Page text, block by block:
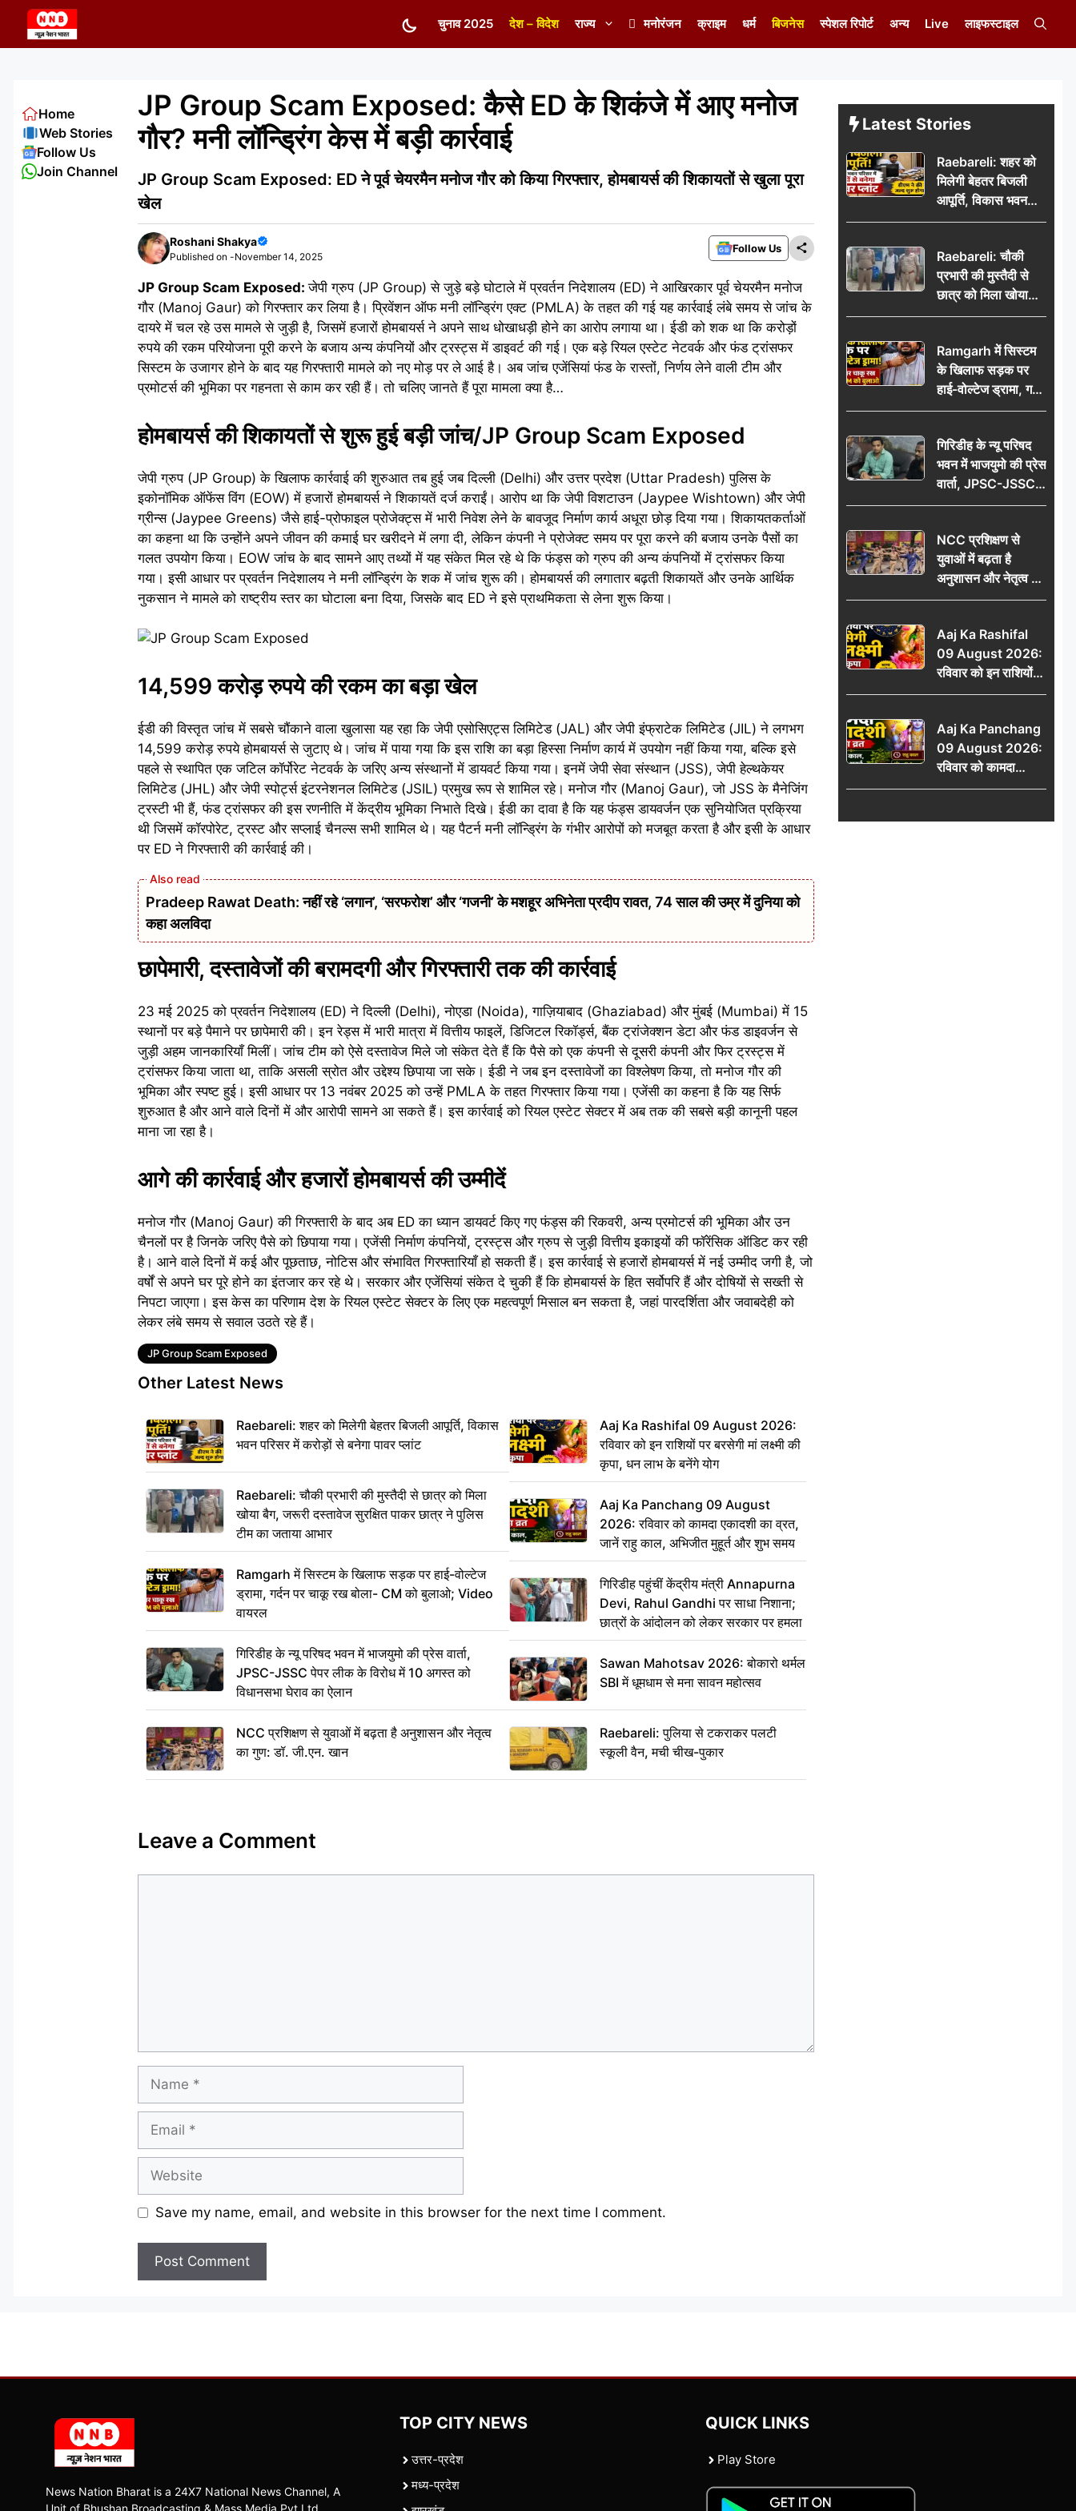
content
चुनाव 2025 देश – विदेश राज्य मनोरंजन क्राइम धर्म बिजनेस स्पेशल रिपोर्ट अन्य Live लाइफस्टाइल
JP Group Scam Exposed: कैसे ED के शिकंजे में आए मनोज
गौर? मनी लॉन्ड्रिंग केस में बड़ी कार्रवाई
JP Group Scam Exposed: ED ने पूर्व चेयरमैन मनोज गौर को किया गिरफ्तार, होमबायर्स की शिकायतों से खुला पूरा
खेल
Roshani Shakya
Published on -November 14, 2025
Follow Us
JP Group Scam Exposed:जेपी ग्रुप (JP Group) से जुड़े बड़े घोटाले में प्रवर्तन निदेशालय (ED) ने आखिरकार पूर्व चेयरमैन मनोज
गौर (Manoj Gaur) को गिरफ्तार कर लिया है। प्रिवेंशन ऑफ मनी लॉन्ड्रिंग एक्ट (PMLA) के तहत की गई यह कार्रवाई लंबे समय से जांच के
दायरे में चल रहे उस मामले से जुड़ी है, जिसमें हजारों होमबायर्स ने अपने साथ धोखाधड़ी होने का आरोप लगाया था। ईडी को शक था कि करोड़ों
रुपये की रकम परियोजना पूरी करने के बजाय अन्य कंपनियों और ट्रस्ट्स में डाइवर्ट की गई। एक बड़े रियल एस्टेट नेटवर्क और फंड ट्रांसफर
सिस्टम के उजागर होने के बाद यह गिरफ्तारी मामले को नए मोड़ पर ले आई है। अब जांच एजेंसियां फंड के रास्तों, निर्णय लेने वाली टीम और
प्रमोटर्स की भूमिका पर गहनता से काम कर रही हैं। तो चलिए जानते हैं पूरा मामला क्या है…
होमबायर्स की शिकायतों से शुरू हुई बड़ी जांच/JP Group Scam Exposed
जेपी ग्रुप (JP Group) के खिलाफ कार्रवाई की शुरुआत तब हुई जब दिल्ली (Delhi) और उत्तर प्रदेश (Uttar Pradesh) पुलिस के
इकोनॉमिक ऑफेंस विंग (EOW) में हजारों होमबायर्स ने शिकायतें दर्ज कराईं। आरोप था कि जेपी विशटाउन (Jaypee Wishtown) और जेपी
ग्रीन्स (Jaypee Greens) जैसे हाई-प्रोफाइल प्रोजेक्ट्स में भारी निवेश लेने के बावजूद निर्माण कार्य अधूरा छोड़ दिया गया। शिकायतकर्ताओं
का कहना था कि उन्होंने अपने जीवन की कमाई घर खरीदने में लगा दी, लेकिन कंपनी ने प्रोजेक्ट समय पर पूरा करने की बजाय उनके पैसों का
गलत उपयोग किया। EOW जांच के बाद सामने आए तथ्यों में यह संकेत मिल रहे थे कि फंड्स को ग्रुप की अन्य कंपनियों में ट्रांसफर किया
गया। इसी आधार पर प्रवर्तन निदेशालय ने मनी लॉन्ड्रिंग के शक में जांच शुरू की। होमबायर्स की लगातार बढ़ती शिकायतें और उनके आर्थिक
नुकसान ने मामले को राष्ट्रीय स्तर का घोटाला बना दिया, जिसके बाद ED ने इसे प्राथमिकता से लेना शुरू किया।
14,599 करोड़ रुपये की रकम का बड़ा खेल
ईडी की विस्तृत जांच में सबसे चौंकाने वाला खुलासा यह रहा कि जेपी एसोसिएट्स लिमिटेड (JAL) और जेपी इंफ्राटेक लिमिटेड (JIL) ने लगभग
14,599 करोड़ रुपये होमबायर्स से जुटाए थे। जांच में पाया गया कि इस राशि का बड़ा हिस्सा निर्माण कार्य में उपयोग नहीं किया गया, बल्कि इसे
पहले से स्थापित एक जटिल कॉर्पोरेट नेटवर्क के जरिए अन्य संस्थानों में डायवर्ट किया गया। इनमें जेपी सेवा संस्थान (JSS), जेपी हेल्थकेयर
लिमिटेड (JHL) और जेपी स्पोर्ट्स इंटरनेशनल लिमिटेड (JSIL) प्रमुख रूप से शामिल रहे। मनोज गौर (Manoj Gaur), जो JSS के मैनेजिंग
ट्रस्टी भी हैं, फंड ट्रांसफर की इस रणनीति में केंद्रीय भूमिका निभाते दिखे। ईडी का दावा है कि यह फंड्स डायवर्जन एक सुनियोजित प्रक्रिया
थी जिसमें कॉरपोरेट, ट्रस्ट और सप्लाई चैनल्स सभी शामिल थे। यह पैटर्न मनी लॉन्ड्रिंग के गंभीर आरोपों को मजबूत करता है और इसी के आधार
पर ED ने गिरफ्तारी की कार्रवाई की।
Pradeep Rawat Death: नहीं रहे ‘लगान’, ‘सरफरोश’ और ‘गजनी’ के मशहूर अभिनेता प्रदीप रावत, 74 साल की उम्र में दुनिया को
कहा अलविदा
छापेमारी, दस्तावेजों की बरामदगी और गिरफ्तारी तक की कार्रवाई
23 मई 2025 को प्रवर्तन निदेशालय (ED) ने दिल्ली (Delhi), नोएडा (Noida), गाज़ियाबाद (Ghaziabad) और मुंबई (Mumbai) में 15
स्थानों पर बड़े पैमाने पर छापेमारी की। इन रेड्स में भारी मात्रा में वित्तीय फाइलें, डिजिटल रिकॉर्ड्स, बैंक ट्रांजेक्शन डेटा और फंड डाइवर्जन से
जुड़ी अहम जानकारियाँ मिलीं। जांच टीम को ऐसे दस्तावेज मिले जो संकेत देते हैं कि पैसे को एक कंपनी से दूसरी कंपनी और फिर ट्रस्ट्स में
ट्रांसफर किया जाता था, ताकि असली स्रोत और उद्देश्य छिपाया जा सके। ईडी ने जब इन दस्तावेजों का विश्लेषण किया, तो मनोज गौर की
भूमिका और स्पष्ट हुई। इसी आधार पर 13 नवंबर 2025 को उन्हें PMLA के तहत गिरफ्तार किया गया। एजेंसी का कहना है कि यह सिर्फ
शुरुआत है और आने वाले दिनों में और आरोपी सामने आ सकते हैं। इस कार्रवाई को रियल एस्टेट सेक्टर में अब तक की सबसे बड़ी कानूनी पहल
माना जा रहा है।
आगे की कार्रवाई और हजारों होमबायर्स की उम्मीदें
मनोज गौर (Manoj Gaur) की गिरफ्तारी के बाद अब ED का ध्यान डायवर्ट किए गए फंड्स की रिकवरी, अन्य प्रमोटर्स की भूमिका और उन
चैनलों पर है जिनके जरिए पैसे को छिपाया गया। एजेंसी निर्माण कंपनियों, ट्रस्ट्स और ग्रुप से जुड़ी वित्तीय इकाइयों की फॉरेंसिक ऑडिट कर रही
है। आने वाले दिनों में कई और पूछताछ, नोटिस और संभावित गिरफ्तारियाँ हो सकती हैं। इस कार्रवाई से हजारों होमबायर्स में नई उम्मीद जगी है, जो
वर्षों से अपने घर पूरे होने का इंतजार कर रहे थे। सरकार और एजेंसियां संकेत दे चुकी हैं कि होमबायर्स के हित सर्वोपरि हैं और दोषियों से सख्ती से
निपटा जाएगा। इस केस का परिणाम देश के रियल एस्टेट सेक्टर के लिए एक महत्वपूर्ण मिसाल बन सकता है, जहां पारदर्शिता और जवाबदेही को
लेकर लंबे समय से सवाल उठते रहे हैं।
Tags
JP Group Scam Exposed
Other Latest News
Raebareli: शहर को मिलेगी बेहतर बिजली आपूर्ति, विकास
भवन परिसर में करोड़ों से बनेगा पावर प्लांट
Raebareli: चौकी प्रभारी की मुस्तैदी से छात्र को मिला
खोया बैग, जरूरी दस्तावेज सुरक्षित पाकर छात्र ने पुलिस
टीम का जताया आभार
Ramgarh में सिस्टम के खिलाफ सड़क पर हाई-वोल्टेज
ड्रामा, गर्दन पर चाकू रख बोला- CM को बुलाओ; Video
वायरल
गिरिडीह के न्यू परिषद भवन में भाजयुमो की प्रेस वार्ता,
JPSC-JSSC पेपर लीक के विरोध में 10 अगस्त को
विधानसभा घेराव का ऐलान
NCC प्रशिक्षण से युवाओं में बढ़ता है अनुशासन और नेतृत्व
का गुण: डॉ. जी.एन. खान
Aaj Ka Rashifal 09 August 2026:
रविवार को इन राशियों पर बरसेगी मां लक्ष्मी की
कृपा, धन लाभ के बनेंगे योग
Aaj Ka Panchang 09 August
2026: रविवार को कामदा एकादशी का व्रत,
जानें राहु काल, अभिजीत मुहूर्त और शुभ समय
गिरिडीह पहुंचीं केंद्रीय मंत्री Annapurna
Devi, Rahul Gandhi पर साधा निशाना;
छात्रों के आंदोलन को लेकर सरकार पर हमला
Sawan Mahotsav 2026: बोकारो थर्मल
SBI में धूमधाम से मना सावन महोत्सव
Raebareli: पुलिया से टकराकर पलटी
स्कूली वैन, मची चीख-पुकार
Leave a Comment
Save my name, email, and website in this browser for the next time I comment.
Home
Web Stories
Follow Us
Join Channel
Latest Stories
Raebareli: शहर को
मिलेगी बेहतर बिजली
आपूर्ति, विकास भवन
परिसर में करोड़ों से
Raebareli: चौकी
प्रभारी की मुस्तैदी से
छात्र को मिला खोया
बैग, जरूरी दस्तावेज
पुलिस टीम का जताया
आभार
Ramgarh में सिस्टम
के खिलाफ सड़क पर
हाई-वोल्टेज ड्रामा, गर्दन
पर चाकू रख बोला- CM
वायरल
गिरिडीह के न्यू परिषद
भवन में भाजयुमो की प्रेस
वार्ता, JPSC-JSSC
पेपर लीक के विरोध में
विधानसभा घेराव का
ऐलान
NCC प्रशिक्षण से
युवाओं में बढ़ता है
अनुशासन और नेतृत्व का
गुण: डॉ. जी.एन. खान
Aaj Ka Rashifal
09 August 2026:
रविवार को इन राशियों
पर बरसेगी मां लक्ष्मी की
योग
Aaj Ka Panchang
09 August 2026:
रविवार को कामदा
एकादशी का व्रत, जानें
और शुभ समय
News Nation Bharat is a 24X7 National News Channel, A
TOP CITY NEWS
उत्तर-प्रदेश
मध्य-प्रदेश
QUICK LINKS
Play Store